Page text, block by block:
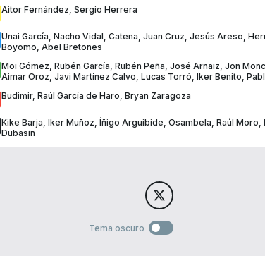
Aitor Fernández, Sergio Herrera
Unai García, Nacho Vidal, Catena, Juan Cruz, Jesús Areso,
Boyomo, Abel Bretones
Moi Gómez, Rubén García, Rubén Peña, José Arnaiz, Jon
Aimar Oroz, Javi Martínez Calvo, Lucas Torró, Iker Benito,
Budimir, Raúl García de Haro, Bryan Zaragoza
Kike Barja, Iker Muñoz, Íñigo Arguibide, Osambela, Raúl Moro,
Dubasin
Tema oscuro